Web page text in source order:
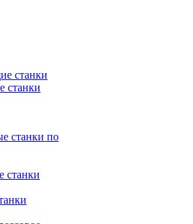
станки
станки
станки по
станки